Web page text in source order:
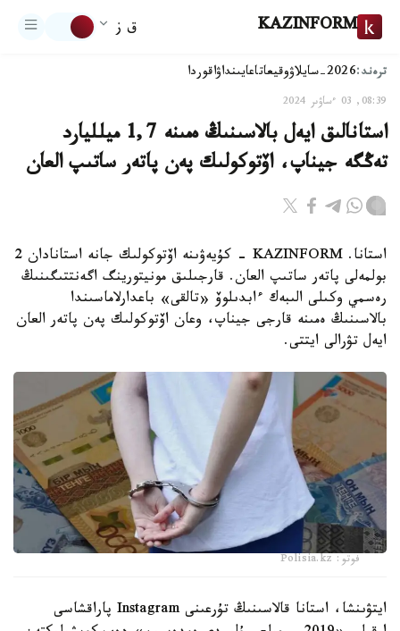
KAZINFORM ق ز
ترەند:2026-سايلاۋ وقيعاتاعايىنداۋاقوردا
08:39, 03 ءساۋىر 2024
استانالىق ايەل بالاسىنىڭ ەمىنە 1,7 ميلليارد
تەڭگە جيناپ، اۆتوكولىك پەن پاتەر ساتىپ العان
استانا. KAZINFORM - كۇيەۋىنە اۆتوكولىك جانە استانادان 2
بولمەلى پاتەر ساتىپ العان. قارجىلىق مونيتورينگ اگەنتتىگىنىڭ
رەسمي وكىلى الىبەك ءابدىلوۆ «تالقى» باعدارلاماسىندا
بالاسىنىڭ ەمىنە قارجى جيناپ، وعان اۆتوكولىك پەن پاتەر العان
ايەل تۋرالى ايتتى.
فوتو: Polisia.kz
ايتۋىنشا، استانا قالاسىنىڭ تۇرعىنى Instagram پاراقشاسى